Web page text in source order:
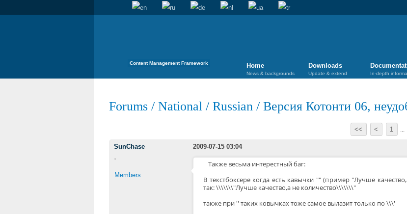
Content Management Framework Home
News & backgrounds
Downloads
Update & extend In-depth
Forums / National / Russian / Версия Котонти 06,
<< < 1
SunChase 2009-07-15 03:04
Members
Также весьма интерестный баг:
В текстбоксере когда есть кавычки "" (пример "Лучше
так: \\\\\\\"Лучше качество,а не количество\\\\\\\"
также при '' таких ковычках тоже самое вылазит только по \\\'